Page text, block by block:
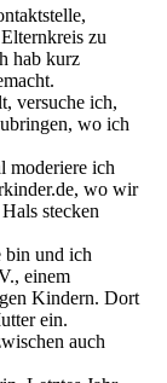
zu
hab kurz
versuche ich,
wo ich
moderiere ich
wo wir
stecken
bin und ich
einem
Kindern. Dort
ein.
auch